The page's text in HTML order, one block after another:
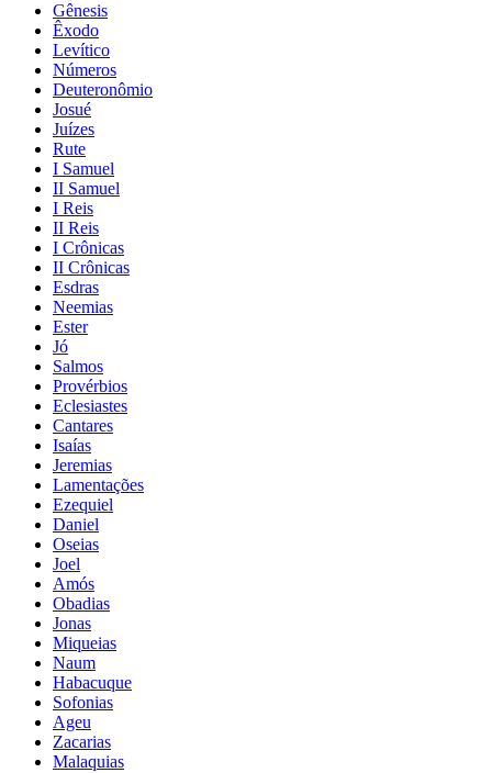
Gênesis
Êxodo
Levítico
Números
Deuteronômio
Josué
Juízes
Rute
I Samuel
II Samuel
I Reis
II Reis
I Crônicas
II Crônicas
Esdras
Neemias
Ester
Jó
Salmos
Provérbios
Eclesiastes
Cantares
Isaías
Jeremias
Lamentações
Ezequiel
Daniel
Oseias
Joel
Amós
Obadias
Jonas
Miqueias
Naum
Habacuque
Sofonias
Ageu
Zacarias
Malaquias